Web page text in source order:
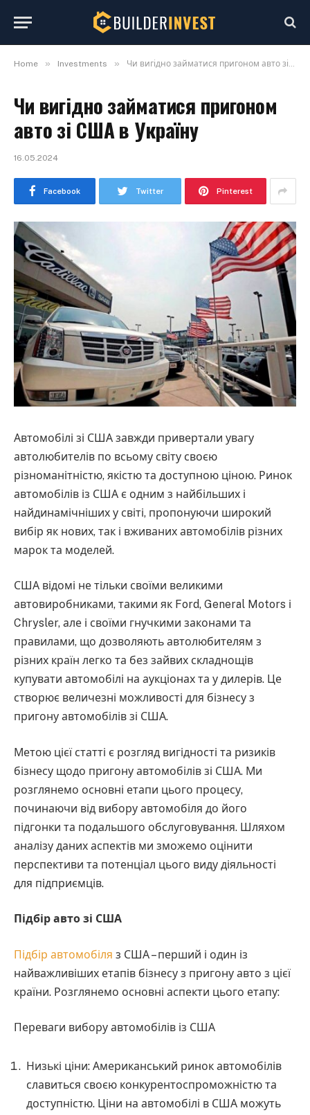
Home » Investments » Чи вигідно займатися пригоном авто зі США в Україну
Чи вигідно займатися пригоном
авто зі США в Україну
16.05.2024
Facebook Twitter Pinterest
Автомобілі зі США завжди привертали увагу
автолюбителів по всьому світу своєю
різноманітністю, якістю та доступною ціною. Ринок
автомобілів із США є одним з найбільших і
найдинамічніших у світі, пропонуючи широкий
вибір як нових, так і вживаних автомобілів різних
марок та моделей.
США відомі не тільки своїми великими
автовиробниками, такими як Ford, General Motors і
Chrysler, але і своїми гнучкими законами та
правилами, що дозволяють автолюбителям з
різних країн легко та без зайвих складнощів
купувати автомобілі на аукціонах та у дилерів. Це
створює величезні можливості для бізнесу з
пригону автомобілів зі США.
Метою цієї статті є розгляд вигідності та ризиків
бізнесу щодо пригону автомобілів зі США. Ми
розглянемо основні етапи цього процесу,
починаючи від вибору автомобіля до його
підгонки та подальшого обслуговування. Шляхом
аналізу даних аспектів ми зможемо оцінити
перспективи та потенціал цього виду діяльності
для підприємців.
Підбір авто зі США
Підбір автомобіля з США – перший і один із
найважливіших етапів бізнесу з пригону авто з цієї
країни. Розглянемо основні аспекти цього етапу:
Переваги вибору автомобілів із США
Низькі ціни: Американський ринок автомобілів
славиться своєю конкурентоспроможністю та
доступністю. Ціни на автомобілі в США можуть